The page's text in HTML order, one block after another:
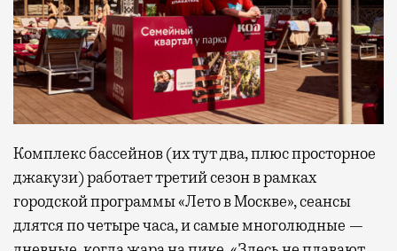
Комплекс бассейнов (их тут два, плюс просторное
джакузи) работает третий сезон в рамках
городской программы «Лето в Москве», сеансы
длятся по четыре часа, и самые многолюдные —